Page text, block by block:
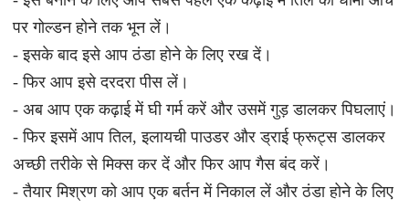
पर गोल्डन होने तक भून लें।
- इसके बाद इसे आप ठंडा होने के लिए रख दें।
- फिर आप इसे दरदरा पीस लें।
- अब आप एक कढ़ाई में घी गर्म करें और उसमें गुड़ डालकर पिघलाएं।
- फिर इसमें आप तिल, इलायची पाउडर और ड्राई फ्रूट्स डालकर
अच्छी तरीके से मिक्स कर दें और फिर आप गैस बंद करें।
- तैयार मिश्रण को आप एक बर्तन में निकाल लें और ठंडा होने के लिए